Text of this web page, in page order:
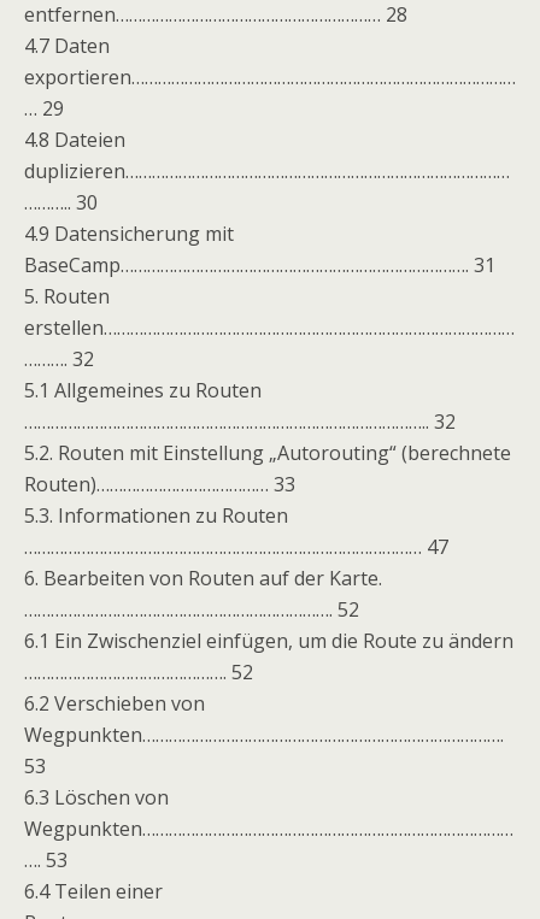
entfernen…………………………………………………… 28
4.7 Daten
exportieren……………………………………………………………………………
… 29
4.8 Dateien
duplizieren……………………………………………………………………………
……….. 30
4.9 Datensicherung mit
BaseCamp……………………………………………………………………. 31
5. Routen
erstellen…………………………………………………………………………………
………. 32
5.1 Allgemeines zu Routen
……………………………………………………………………………….. 32
5.2. Routen mit Einstellung „Autorouting“ (berechnete
Routen)………………………………… 33
5.3. Informationen zu Routen
……………………………………………………………………………… 47
6. Bearbeiten von Routen auf der Karte.
……………………………………………………………. 52
6.1 Ein Zwischenziel einfügen, um die Route zu ändern
………………………………………. 52
6.2 Verschieben von
Wegpunkten……………………………………………………………………….
53
6.3 Löschen von
Wegpunkten…………………………………………………………………………
…. 53
6.4 Teilen einer